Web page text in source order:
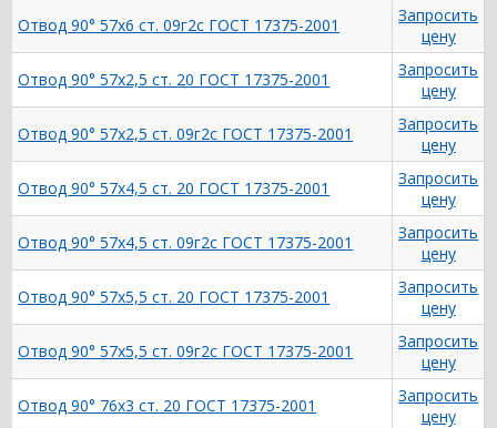
Отвод 90° 57х6 ст. 09г2с ГОСТ 17375-2001
Запросить
цену
Отвод 90° 57х2,5 ст. 20 ГОСТ 17375-2001
Запросить
цену
Отвод 90° 57х2,5 ст. 09г2с ГОСТ 17375-2001
Запросить
цену
Отвод 90° 57х4,5 ст. 20 ГОСТ 17375-2001
Запросить
цену
Отвод 90° 57х4,5 ст. 09г2с ГОСТ 17375-2001
Запросить
цену
Отвод 90° 57х5,5 ст. 20 ГОСТ 17375-2001
Запросить
цену
Отвод 90° 57х5,5 ст. 09г2с ГОСТ 17375-2001
Запросить
цену
Отвод 90° 76х3 ст. 20 ГОСТ 17375-2001
Запросить
цену